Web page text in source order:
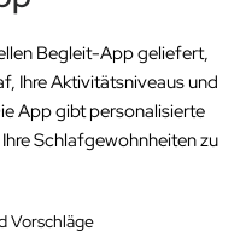
Begleit-App geliefert,
Ihre Aktivitätsniveaus und
App gibt personalisierte
Schlafgewohnheiten zu
Vorschläge